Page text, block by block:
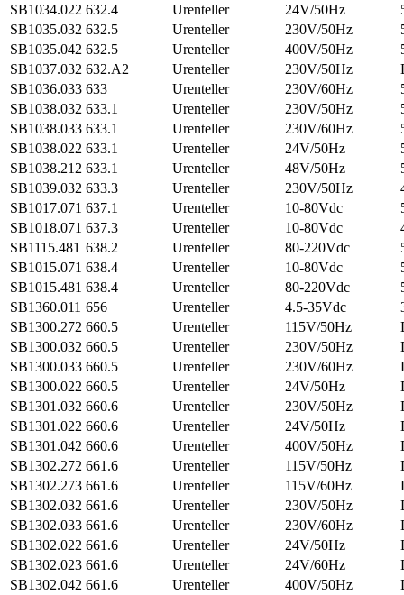
SB1034.022 632.4 Urenteller 24V/50Hz
SB1035.032 632.5 Urenteller 230V/50Hz
SB1035.042 632.5 Urenteller 400V/50Hz
SB1037.032 632.A2 Urenteller 230V/50Hz
SB1036.033 633 Urenteller 230V/60Hz
SB1038.032 633.1 Urenteller 230V/50Hz
SB1038.033 633.1 Urenteller 230V/60Hz
SB1038.022 633.1 Urenteller 24V/50Hz
SB1038.212 633.1 Urenteller 48V/50Hz
SB1039.032 633.3 Urenteller 230V/50Hz
SB1017.071 637.1 Urenteller 10-80Vdc
SB1018.071 637.3 Urenteller 10-80Vdc
SB1115.481 638.2 Urenteller 80-220Vdc
SB1015.071 638.4 Urenteller 10-80Vdc
SB1015.481 638.4 Urenteller 80-220Vdc
SB1360.011 656 Urenteller 4.5-35Vdc
SB1300.272 660.5 Urenteller 115V/50Hz
SB1300.032 660.5 Urenteller 230V/50Hz
SB1300.033 660.5 Urenteller 230V/60Hz
SB1300.022 660.5 Urenteller 24V/50Hz
SB1301.032 660.6 Urenteller 230V/50Hz
SB1301.022 660.6 Urenteller 24V/50Hz
SB1301.042 660.6 Urenteller 400V/50Hz
SB1302.272 661.6 Urenteller 115V/50Hz
SB1302.273 661.6 Urenteller 115V/60Hz
SB1302.032 661.6 Urenteller 230V/50Hz
SB1302.033 661.6 Urenteller 230V/60Hz
SB1302.022 661.6 Urenteller 24V/50Hz
SB1302.023 661.6 Urenteller 24V/60Hz
SB1302.042 661.6 Urenteller 400V/50Hz